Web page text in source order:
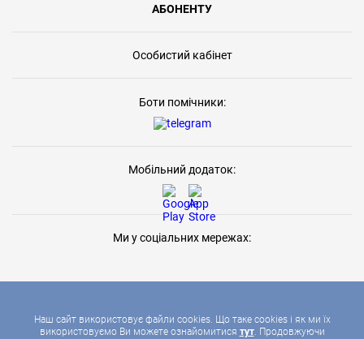
Наш сайт використовує файли cookies. Що таке cookies і як ми їх
використовуємо Ви можете ознайомитися тут. Продовжуючи
АБОНЕНТУ
Особистий кабінет
Боти помічники:
Мобільний додаток:
Ми у соціальних мережах: